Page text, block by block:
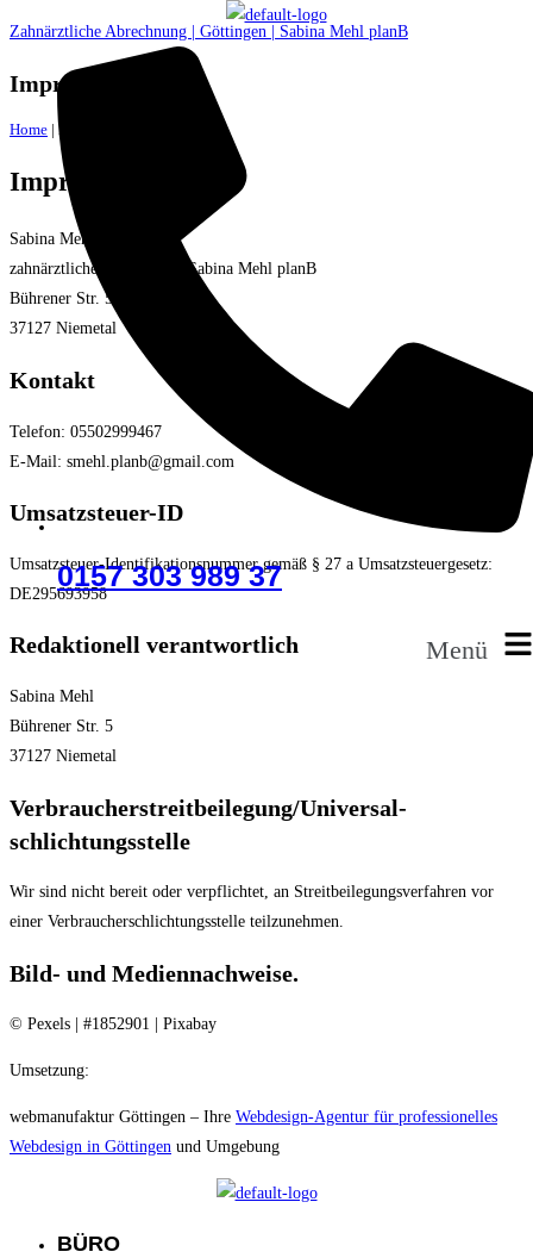
Zahnärztliche Abrechnung | Göttingen | Sabina Mehl planB
0157 303 989 37
Menü
Impressum.
Home | Impressum
Impressum
Sabina Mehl
zahnärztliche Abrechnung Sabina Mehl planB
Bührener Str. 5
37127 Niemetal
Kontakt
Telefon: 05502999467
E-Mail: smehl.planb@gmail.com
Umsatzsteuer-ID
Umsatzsteuer-Identifikationsnummer gemäß § 27 a Umsatzsteuergesetz:
DE295693958
Redaktionell verantwortlich
Sabina Mehl
Bührener Str. 5
37127 Niemetal
Verbraucher­streit­beilegung/Universal­
schlichtungs­stelle
Wir sind nicht bereit oder verpflichtet, an Streitbeilegungsverfahren vor
einer Verbraucherschlichtungsstelle teilzunehmen.
Bild- und Mediennachweise.
© Pexels | #1852901 | Pixabay
Umsetzung:
webmanufaktur Göttingen – Ihre Webdesign-Agentur für professionelles
Webdesign in Göttingen und Umgebung
BÜRO